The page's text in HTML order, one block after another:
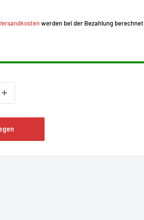
werden bei der Bezahlung berechnet